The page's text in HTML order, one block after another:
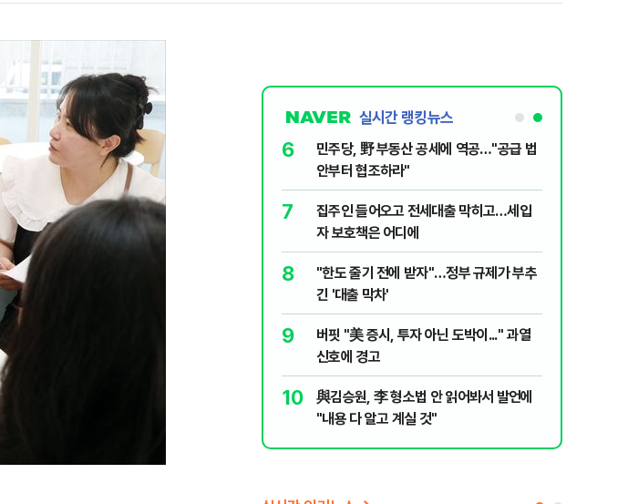
실시간 랭킹뉴스
1
"탄약 왜 부족한 거야"…트럼프, '이란전
무기고 고갈'에 국방장관 질책
2
"오세훈이 주택 공급 않아" "입법과정에
반영"…민주당의 부동산 세제개편 해법은
3
6
민주당, 野 부동산 공세에 역공…"공급 법
안부터 협조하라"
7
집주인 들어오고 전세대출 막히고…세입
자 보호책은 어디에
8
"한도 줄기 전에 받자"…정부 규제가 부추
긴 '대출 막차'
9
버핏 "美 증시, 투자 아닌 도박이..." 과열
신호에 경고
10
與김승원, 李 형소법 안 읽어봐서 발언에
"내용 다 알고 계실 것"